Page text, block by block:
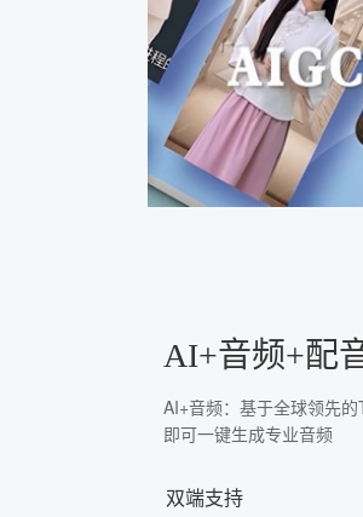
AI+音频+配
AI+音频：基于全球领先
即可一键生成专业音频
双端支持